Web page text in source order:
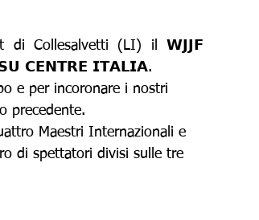
di Collesalvetti (LI) il 𝗪𝗝𝗝𝗙
𝗖𝗘𝗡𝗧𝗥𝗘 𝗜𝗧𝗔𝗟𝗜𝗔.
e per incoronare i nostri
precedente.
Maestri Internazionali e
di spettatori divisi sulle tre